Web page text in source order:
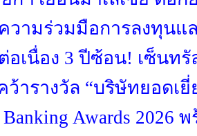
วามร่วมมือการลงทุนแ
อเนื่อง 3 ปีซ้อน! เซ็นท
ว้ารางวัล “บริษัทยอดเ
Awards 2026